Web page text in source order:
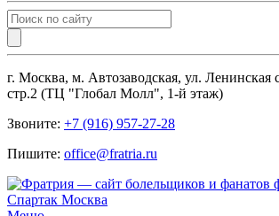
г. Москва, м. Автозаводская, ул. Ленинская
стр.2 (ТЦ "Глобал Молл", 1-й этаж)
Звоните: +7 (916) 957-27-28
Пишите: office@fratria.ru